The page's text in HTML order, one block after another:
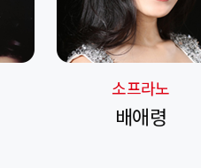
소프라노
배애령